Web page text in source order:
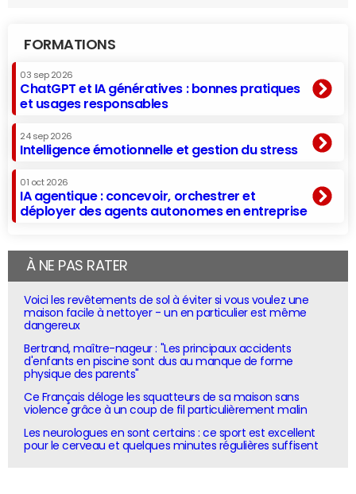
FORMATIONS
03 sep 2026
ChatGPT et IA génératives : bonnes pratiques
et usages responsables
24 sep 2026
Intelligence émotionnelle et gestion du stress
01 oct 2026
IA agentique : concevoir, orchestrer et
déployer des agents autonomes en entreprise
À NE PAS RATER
Voici les revêtements de sol à éviter si vous voulez une
maison facile à nettoyer - un en particulier est même
dangereux
Bertrand, maître-nageur : "Les principaux accidents
d'enfants en piscine sont dus au manque de forme
physique des parents"
Ce Français déloge les squatteurs de sa maison sans
violence grâce à un coup de fil particulièrement malin
Les neurologues en sont certains : ce sport est excellent
pour le cerveau et quelques minutes régulières suffisent